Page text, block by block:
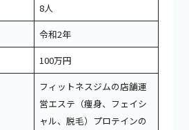
8人
令和2年
100万円
フィットネスジムの店舗運
営エステ（痩身、フェイシ
ャル、脱毛）プロテインの